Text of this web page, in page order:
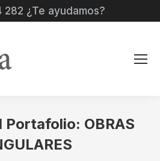
282 ¿Te ayudamos?
Portafolio: OBRAS